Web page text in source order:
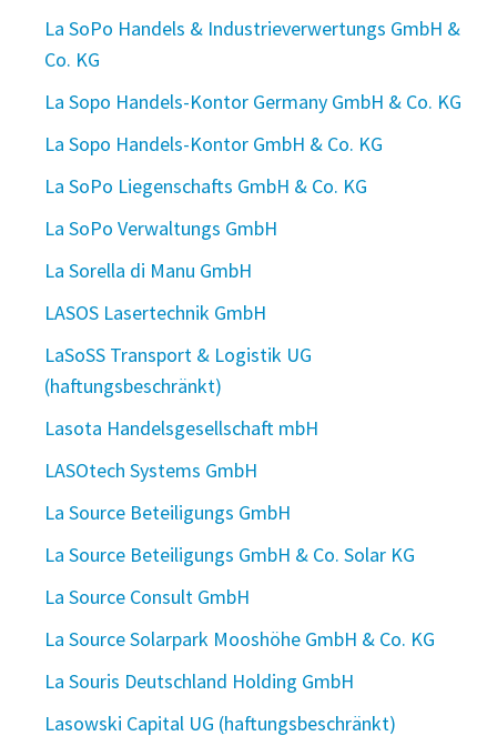
La SoPo Handels & Industrieverwertungs GmbH &
Co. KG
La Sopo Handels-Kontor Germany GmbH & Co. KG
La Sopo Handels-Kontor GmbH & Co. KG
La SoPo Liegenschafts GmbH & Co. KG
La SoPo Verwaltungs GmbH
La Sorella di Manu GmbH
LASOS Lasertechnik GmbH
LaSoSS Transport & Logistik UG
(haftungsbeschränkt)
Lasota Handelsgesellschaft mbH
LASOtech Systems GmbH
La Source Beteiligungs GmbH
La Source Beteiligungs GmbH & Co. Solar KG
La Source Consult GmbH
La Source Solarpark Mooshöhe GmbH & Co. KG
La Souris Deutschland Holding GmbH
Lasowski Capital UG (haftungsbeschränkt)